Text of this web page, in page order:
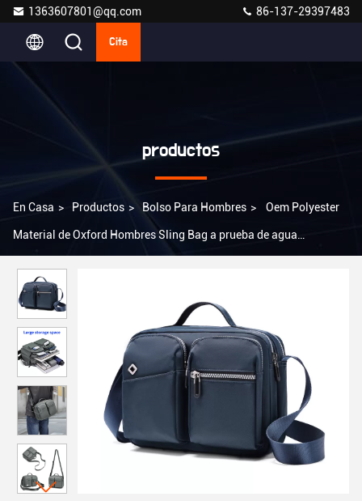
1363607801@qq.com 86-137-29397483
Cita
productos
En Casa > Productos > Bolso Para Hombres > Oem Polyester
Material de Oxford Hombres Sling Bag a prueba de agua